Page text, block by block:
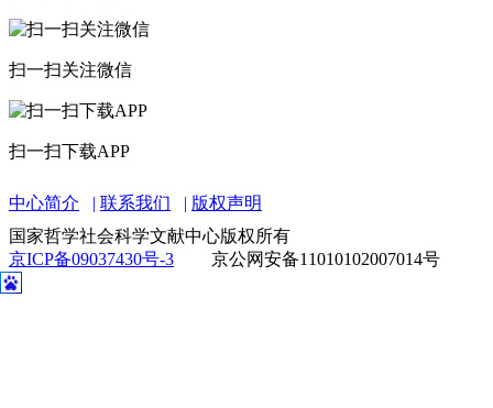
扫一扫关注微信
扫一扫下载APP
中心简介 联系我们
版权声明
国家哲学社会科学文献中心版权所有
京ICP备09037430号-3
京公网安备11010102007014号